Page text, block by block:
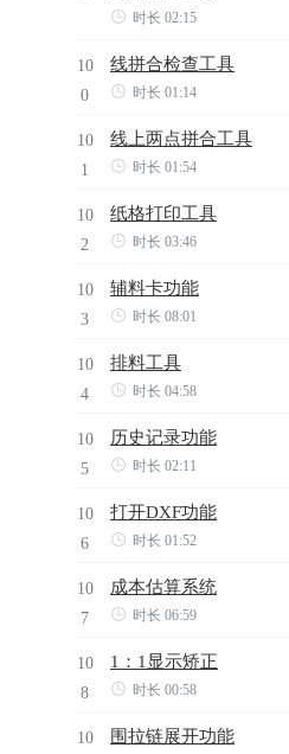
 时长 02:15
10
0
线拼合检查工具
 时长 01:14
10
1
线上两点拼合工具
 时长 01:54
10
2
纸格打印工具
 时长 03:46
10
3
辅料卡功能
 时长 08:01
10
4
排料工具
 时长 04:58
10
5
历史记录功能
 时长 02:11
10
6
打开DXF功能
 时长 01:52
10
7
成本估算系统
 时长 06:59
10
8
1：1显示矫正
 时长 00:58
10 围拉链展开功能